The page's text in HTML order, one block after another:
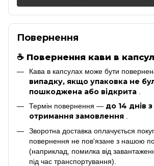
Повернення
☕ Повернення кави в
Кава в капсулах може бути
випадку, якщо упаковка не
пошкоджена або відкрита
Термін повернення — до 14 днів
отримання замовлення .
Зворотна доставка оплачується
повернення не пов'язане з нашою
(наприклад, помилка від
під час транспортування).